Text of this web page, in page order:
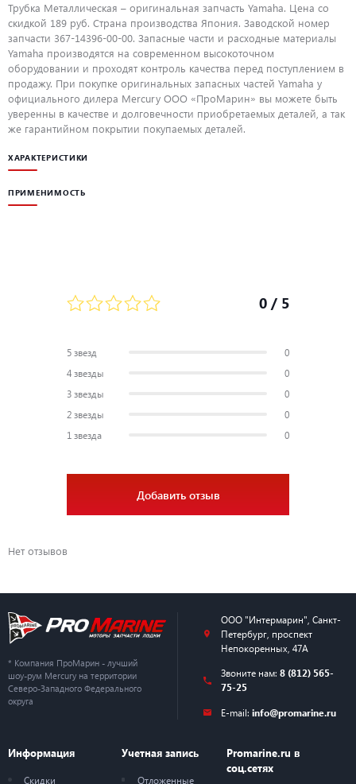
Трубка Металлическая – оригинальная запчасть Yamaha. Цена со
скидкой 189 руб. Страна производства Япония. Заводской номер
запчасти 367-14396-00-00. Запасные части и расходные материалы
Yamaha производятся на современном высокоточном
оборудовании и проходят контроль качества перед поступлением в
продажу. При покупке оригинальных запасных частей Yamaha у
официального дилера Mercury ООО «ПроМарин» вы можете быть
уверенны в качестве и долговечности приобретаемых деталей, а так
же гарантийном покрытии покупаемых деталей.
ХАРАКТЕРИСТИКИ
ПРИМЕНИМОСТЬ
0 / 5
5 звезд
0
4 звезды
0
3 звезды
0
2 звезды
0
1 звезда
0
Добавить отзыв
Нет отзывов
* Компания ПроМарин - лучший
шоу-рум Mercury на территории
Северо-Западного Федерального
округа
ООО "Интермарин" Санкт-
Петербург, проспект
Непокоренных, 47А
Звоните нам: 8 (812) 565-
75-25
E-mail: info@promarine.ru
Информация
Скидки
Учетная запись
Отложенные
Promarine.ru в
соц.сетях